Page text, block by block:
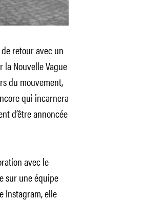
retour avec un
Nouvelle Vague
du mouvement,
qui incarnera
d’être annoncée
avec le
sur une équipe
Instagram, elle